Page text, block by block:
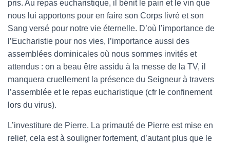
pris. Au repas eucharistique, il bénit le pain et le vin que
nous lui apportons pour en faire son Corps livré et son
Sang versé pour notre vie éternelle. D’où l’importance de
l’Eucharistie pour nos vies, l’importance aussi des
assemblées dominicales où nous sommes invités et
attendus : on a beau être assidu à la messe de la TV, il
manquera cruellement la présence du Seigneur à travers
l’assemblée et le repas eucharistique (cfr le confinement
lors du virus).
L’investiture de Pierre. La primauté de Pierre est mise en
relief, cela est à souligner fortement, d’autant plus que le